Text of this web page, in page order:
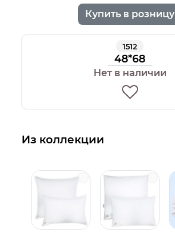
Купить в розницу
1512
48*68
Нет в наличии
Из коллекции